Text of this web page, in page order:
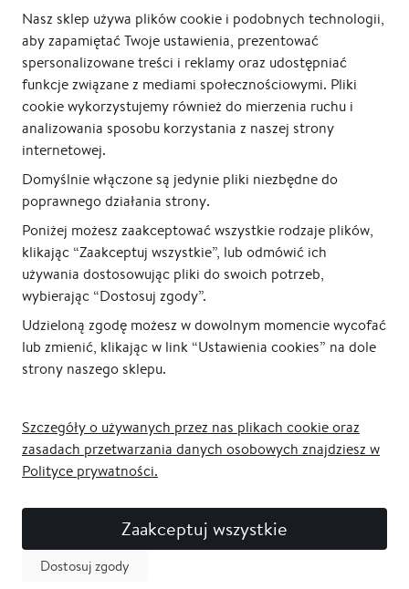
Poprzednia 1 2 3 4 5 6 7
Newsletter
Nasz sklep używa plików cookie i podobnych technologii,
aby zapamiętać Twoje ustawienia, prezentować
spersonalizowane treści i reklamy oraz udostępniać
funkcje związane z mediami społecznościowymi. Pliki
cookie wykorzystujemy również do mierzenia ruchu i
analizowania sposobu korzystania z naszej strony
internetowej.
Domyślnie włączone są jedynie pliki niezbędne do
poprawnego działania strony.
Poniżej możesz zaakceptować wszystkie rodzaje plików,
klikając “Zaakceptuj wszystkie”, lub odmówić ich
używania dostosowując pliki do swoich potrzeb,
wybierając “Dostosuj zgody”.
Udzieloną zgodę możesz w dowolnym momencie wycofać
lub zmienić, klikając w link “Ustawienia cookies” na dole
strony naszego sklepu.
Szczegóły o używanych przez nas plikach cookie oraz
zasadach przetwarzania danych osobowych znajdziesz w
Polityce prywatności.
Dostosuj zgody
Zaakceptuj wszystkie